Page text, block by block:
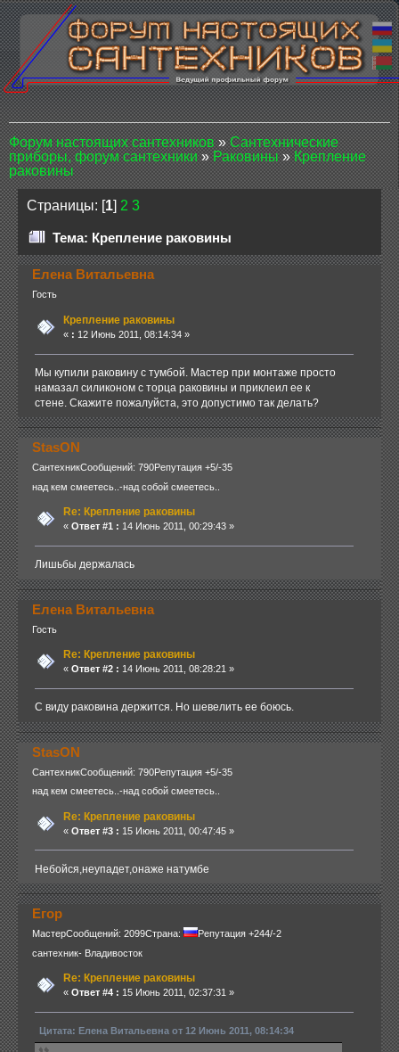
Форум настоящих сантехников»Сантехнические
приборы, форум сантехники»Раковины»Крепление
раковины
Страницы: [1] 2 3
Тема: Крепление раковины
Елена Витальевна
Гость
Крепление раковины
« : 12 Июнь 2011, 08:14:34 »
Мы купили раковину с тумбой. Мастер при монтаже просто
намазал силиконом с торца раковины и приклеил ее к
стене. Скажите пожалуйста, это допустимо так делать?
StasON
СантехникСообщений: 790Репутация +5/-35
над кем смеетесь..-над собой смеетесь..
Re: Крепление раковины
« Ответ #1 : 14 Июнь 2011, 00:29:43 »
Лишьбы держалась
Елена Витальевна
Гость
Re: Крепление раковины
« Ответ #2 : 14 Июнь 2011, 08:28:21 »
С виду раковина держится. Но шевелить ее боюсь.
StasON
СантехникСообщений: 790Репутация +5/-35
над кем смеетесь..-над собой смеетесь..
Re: Крепление раковины
« Ответ #3 : 15 Июнь 2011, 00:47:45 »
Небойся,неупадет,онаже натумбе
Егор
МастерСообщений: 2099Страна:
Репутация +244/-2
сантехник- Владивосток
Re: Крепление раковины
« Ответ #4 : 15 Июнь 2011, 02:37:31 »
Цитата: Елена Витальевна от 12 Июнь 2011, 08:14:34